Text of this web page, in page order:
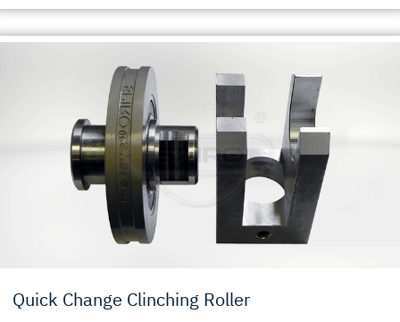
Quick Change Clinching Roller